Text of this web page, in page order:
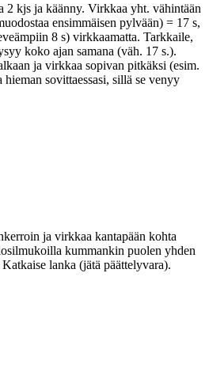
2 kjs ja käänny. Virkkaa yht. vähintään
ensimmäisen pylvään) = 17 s,
8 s) virkkaamatta. Tarkkaile,
koko ajan samana (väh. 17 s.).
ja virkkaa sopivan pitkäksi (esim.
hieman sovittaessasi, sillä se venyy
ja virkkaa kantapään kohta
kummankin puolen yhden
lanka (jätä päättelyvara).